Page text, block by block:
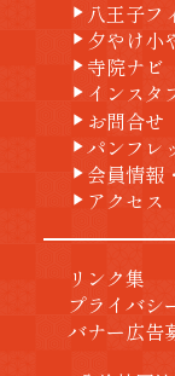
play_arrow 八王子フ
play_arrow 夕やけ小
play_arrow 寺院ナビ
play_arrow インスタ
play_arrow お問合せ
play_arrowパンフレ
play_arrow 会員情報
play_arrow アクセス
リンク集
プライバシ
バナー広告